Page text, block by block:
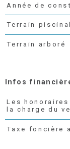
Année de
Terrain
Terrain arboré
Infos
Caractéristiques
Les
la charge du
Taxe foncière